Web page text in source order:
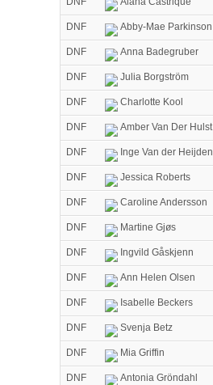
DNF Abby-Mae Parkinson
DNF Anna Badegruber
DNF Julia Borgström
DNF Charlotte Kool
DNF Amber Van Der Hulst
DNF Inge Van der Heijden
DNF Jessica Roberts
DNF Caroline Andersson
DNF Martine Gjøs
DNF Ingvild Gåskjenn
DNF Ann Helen Olsen
DNF Isabelle Beckers
DNF Svenja Betz
DNF Mia Griffin
DNF Antonia Gröndahl